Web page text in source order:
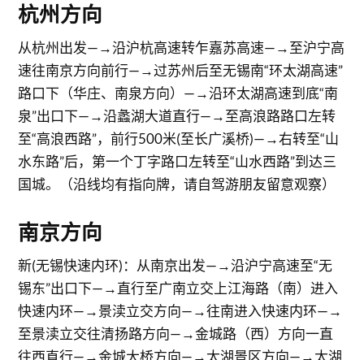
杭州方向
从杭州出发—→沿沪杭高速转乍嘉苏高速—→至沪宁高
速往南京方向前行—→过苏州后至无锡南“环太湖高速”
路口下（华庄、南泉方向）—→沿环太湖高速到底“南
泉”出口下—→沿蠡湖大道直行—→至高浪路路口左转
至“高浪西路”，前行500米(至长广溪桥)—→右转至“山
水东路”后，第一个丁字路口左转至“山水西路”到达三
国城。（沿线均有指向牌，请自驾游朋友留意观察）
南京方向
新(无锡快速内环)：从南京出发—→沿沪宁高速至“无
锡东”出口下—→直行至广南立交上江海路（南）进入
快速内环—→景渎立交方向—→往南进入快速内环—→
至景渎立交往清扬路方向—→金城路（西）方向一直
往西直行—→金城大桥方向—→太湖景区方向—→太湖